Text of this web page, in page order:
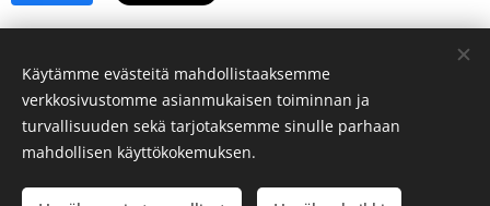
© 2026 Merituulia Mentoring. Kaikki oikeudet pidätetään
Merituulia Mentoring Oy
Käytämme evästeitä mahdollistaaksemme
verkkosivustomme asianmukaisen toiminnan ja
turvallisuuden sekä tarjotaksemme sinulle parhaan
mahdollisen käyttökokemuksen.